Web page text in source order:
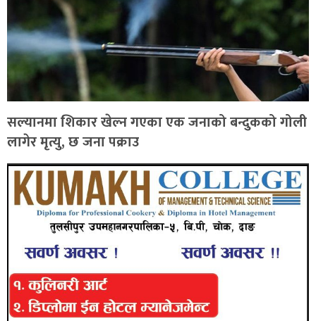
सल्यानमा शिकार खेल्न गएका एक जनाको बन्दुकको गोली
लागेर मृत्यु, छ जना पक्राउ